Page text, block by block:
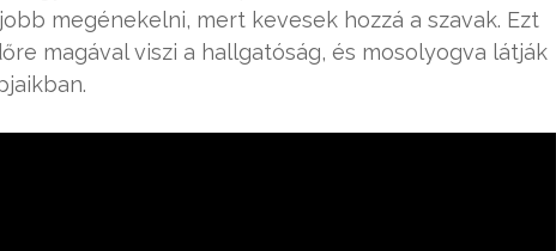
megénekelni, mert kevesek hozzá a szavak. Ezt
magával viszi a hallgatóság, és mosolyogva látják